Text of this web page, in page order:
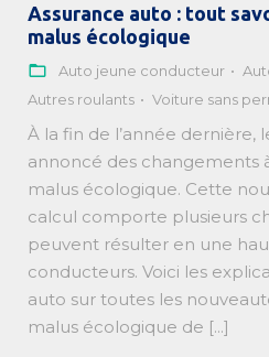
Assurance auto : tout
malus écologique
Auto jeune conducteur
Autres roulants
Voiture sans
À la fin de l’année
annoncé des changements
malus écologique. Cette
calcul comporte plusieurs
peuvent résulter en une
conducteurs. Voici les
auto sur toutes les
malus écologique de [...]